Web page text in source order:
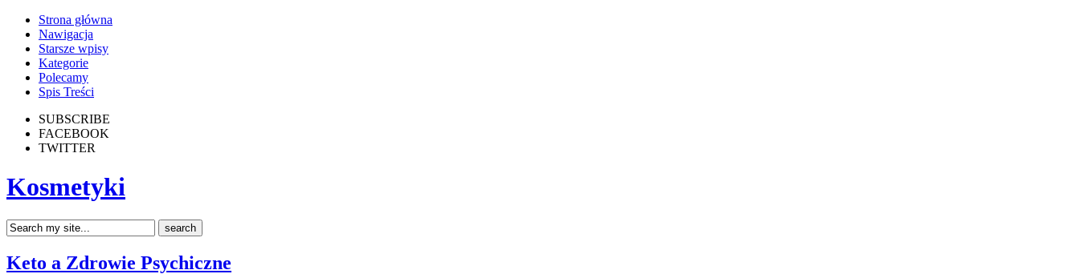
Strona główna
Nawigacja
Starsze wpisy
Kategorie
Polecamy
Spis Treści
SUBSCRIBE
FACEBOOK
TWITTER
Kosmetyki
Keto a Zdrowie Psychiczne